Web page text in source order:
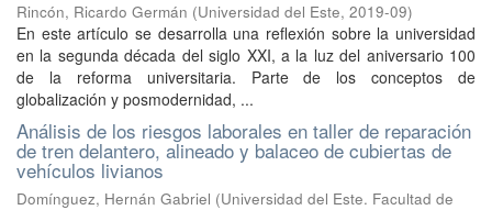
Rincón, Ricardo Germán (Universidad del Este, 2019-09)
En este artículo se desarrolla una reflexión sobre la universidad
en la segunda década del siglo XXI, a la luz del aniversario 100
de la reforma universitaria. Parte de los conceptos de
globalización y posmodernidad, ...
Análisis de los riesgos laborales en taller de reparación
de tren delantero, alineado y balaceo de cubiertas de
vehículos livianos
Domínguez, Hernán Gabriel (Universidad del Este. Facultad de